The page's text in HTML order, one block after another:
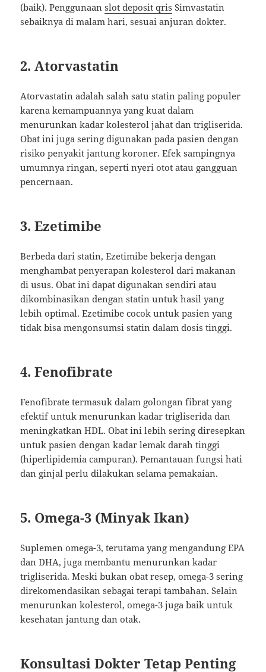
(baik). Penggunaanslot deposit qris Simvastatin
sebaiknya di malam hari, sesuai anjuran dokter.
2. Atorvastatin
Atorvastatin adalah salah satu statin paling populer
karena kemampuannya yang kuat dalam
menurunkan kadar kolesterol jahat dan trigliserida.
Obat ini juga sering digunakan pada pasien dengan
risiko penyakit jantung koroner. Efek sampingnya
umumnya ringan, seperti nyeri otot atau gangguan
pencernaan.
3. Ezetimibe
Berbeda dari statin, Ezetimibe bekerja dengan
menghambat penyerapan kolesterol dari makanan
di usus. Obat ini dapat digunakan sendiri atau
dikombinasikan dengan statin untuk hasil yang
lebih optimal. Ezetimibe cocok untuk pasien yang
tidak bisa mengonsumsi statin dalam dosis tinggi.
4. Fenofibrate
Fenofibrate termasuk dalam golongan fibrat yang
efektif untuk menurunkan kadar trigliserida dan
meningkatkan HDL. Obat ini lebih sering diresepkan
untuk pasien dengan kadar lemak darah tinggi
(hiperlipidemia campuran). Pemantauan fungsi hati
dan ginjal perlu dilakukan selama pemakaian.
5. Omega-3 (Minyak Ikan)
Suplemen omega-3, terutama yang mengandung EPA
dan DHA, juga membantu menurunkan kadar
trigliserida. Meski bukan obat resep, omega-3 sering
direkomendasikan sebagai terapi tambahan. Selain
menurunkan kolesterol, omega-3 juga baik untuk
kesehatan jantung dan otak.
Konsultasi Dokter Tetap Penting